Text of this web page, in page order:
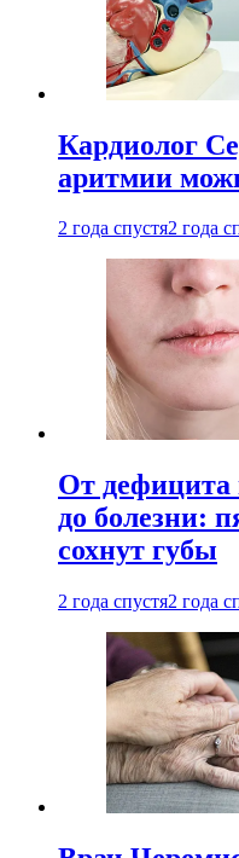
Кардиолог
аритмии
2 года спустя2 года
От дефицита
до болезни:
сохнут губы
2 года спустя2 года